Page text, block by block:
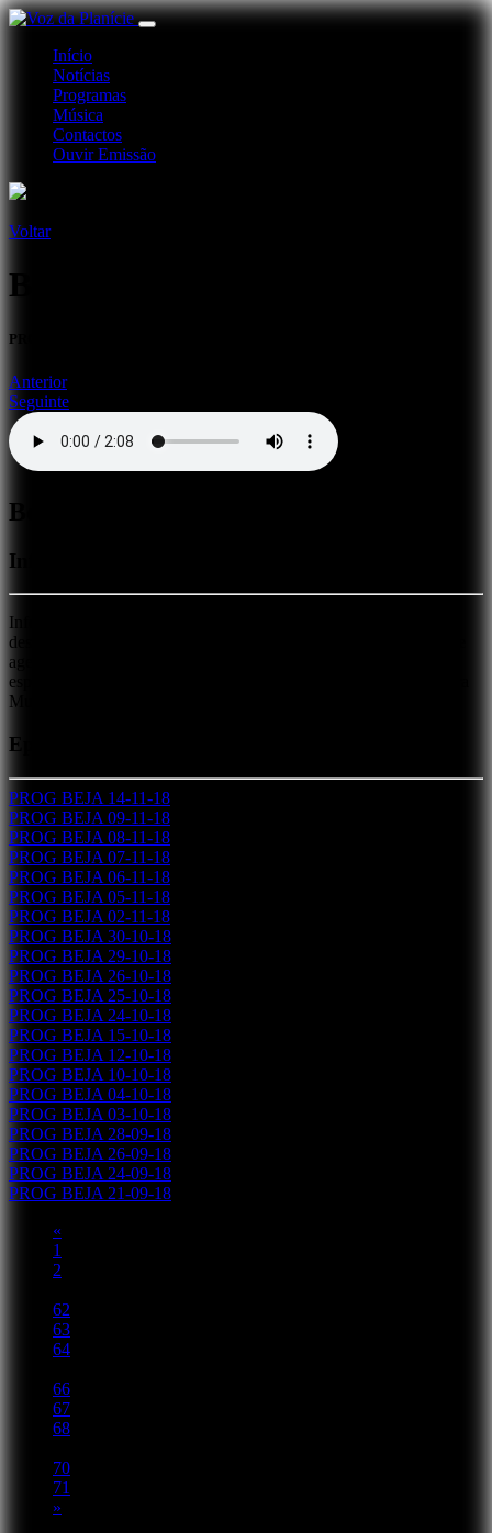
Início
Notícias
Programas
Música
Contactos
Ouvir Emissão
Voltar
Beja é Notícia
PROG BEJA 15-02-19
Anterior
Seguinte
Beja é Notícia
Informação Municipal
Informação diária sobre a atividade do Município de Beja, com
destaque para a Agenda Cultural e para as iniciativas dos actores e
agentes que intervêm no concelho. O objetivo é divulgar, neste
espaço que é de todos, as iniciativas promovidas quer pela Câmara
Municipal, quer por outras instituições e agentes locais.
Episódios
PROG BEJA 14-11-18
PROG BEJA 09-11-18
PROG BEJA 08-11-18
PROG BEJA 07-11-18
PROG BEJA 06-11-18
PROG BEJA 05-11-18
PROG BEJA 02-11-18
PROG BEJA 30-10-18
PROG BEJA 29-10-18
PROG BEJA 26-10-18
PROG BEJA 25-10-18
PROG BEJA 24-10-18
PROG BEJA 15-10-18
PROG BEJA 12-10-18
PROG BEJA 10-10-18
PROG BEJA 04-10-18
PROG BEJA 03-10-18
PROG BEJA 28-09-18
PROG BEJA 26-09-18
PROG BEJA 24-09-18
PROG BEJA 21-09-18
«
1
2
62
63
64
66
67
68
70
71
»